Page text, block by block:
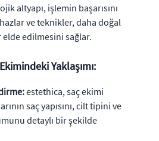
altyapı, işlemin başarısını
ve teknikler, daha doğal
elde edilmesini sağlar.
Yaklaşımı:
estethica, saç ekimi
saç yapısını, cilt tipini ve
detaylı bir şekilde